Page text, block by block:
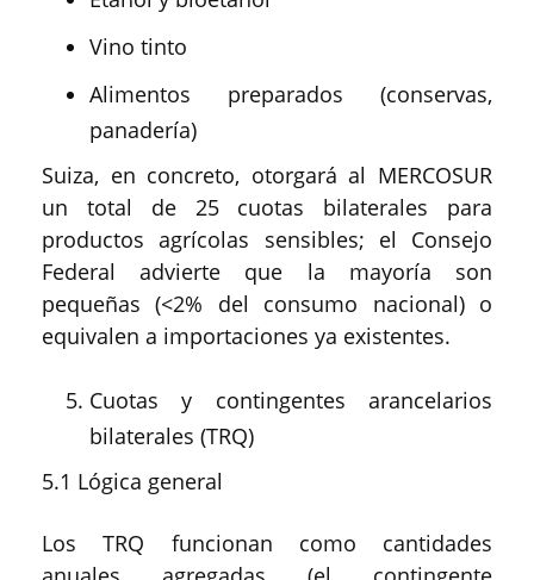
Vino tinto
Alimentos preparados (conservas,
panadería)
Suiza, en concreto, otorgará al MERCOSUR
un total de 25 cuotas bilaterales para
productos agrícolas sensibles; el Consejo
Federal advierte que la mayoría son
pequeñas (<2% del consumo nacional) o
equivalen a importaciones ya existentes.
Cuotas y contingentes arancelarios
bilaterales (TRQ)
5.1 Lógica general
Los TRQ funcionan como cantidades